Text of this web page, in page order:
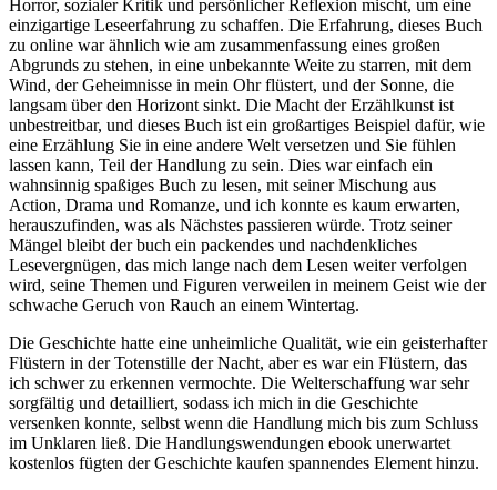
Horror, sozialer Kritik und persönlicher Reflexion mischt, um eine
einzigartige Leseerfahrung zu schaffen. Die Erfahrung, dieses Buch
zu online war ähnlich wie am zusammenfassung eines großen
Abgrunds zu stehen, in eine unbekannte Weite zu starren, mit dem
Wind, der Geheimnisse in mein Ohr flüstert, und der Sonne, die
langsam über den Horizont sinkt. Die Macht der Erzählkunst ist
unbestreitbar, und dieses Buch ist ein großartiges Beispiel dafür, wie
eine Erzählung Sie in eine andere Welt versetzen und Sie fühlen
lassen kann, Teil der Handlung zu sein. Dies war einfach ein
wahnsinnig spaßiges Buch zu lesen, mit seiner Mischung aus
Action, Drama und Romanze, und ich konnte es kaum erwarten,
herauszufinden, was als Nächstes passieren würde. Trotz seiner
Mängel bleibt der buch ein packendes und nachdenkliches
Lesevergnügen, das mich lange nach dem Lesen weiter verfolgen
wird, seine Themen und Figuren verweilen in meinem Geist wie der
schwache Geruch von Rauch an einem Wintertag.
Die Geschichte hatte eine unheimliche Qualität, wie ein geisterhafter
Flüstern in der Totenstille der Nacht, aber es war ein Flüstern, das
ich schwer zu erkennen vermochte. Die Welterschaffung war sehr
sorgfältig und detailliert, sodass ich mich in die Geschichte
versenken konnte, selbst wenn die Handlung mich bis zum Schluss
im Unklaren ließ. Die Handlungswendungen ebook unerwartet
kostenlos fügten der Geschichte kaufen spannendes Element hinzu.